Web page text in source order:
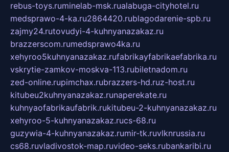
rebus-toys.ruminelab-msk.rualabuga-cityhotel.ru
medsprawo-4-ka.ru2864420.rublagodarenie-spb.ru
zajmy24.rutovudyi-4-kuhnyanazakaz.ru
brazzerscom.rumedsprawo4ka.ru
xehyroo5kuhnyanazakaz.rufabrikayfabrikaefabrika.ru
vskrytie-zamkov-moskva-113.rubiletnadom.ru
zed-online.rupimchax.rubrazzers-hd.ruz-host.ru
kitubeu2kuhnyanazakaz.runaperekate.ru
kuhnyaofabrikaufabrik.rukitubeu-2-kuhnyanazakaz.ru
xehyroo-5-kuhnyanazakaz.rucs-68.ru
guzywia-4-kuhnyanazakaz.rumir-tk.ruvlknrussia.ru
cs68.ruvladivostok-map.ruvideo-seks.rubankaribi.ru